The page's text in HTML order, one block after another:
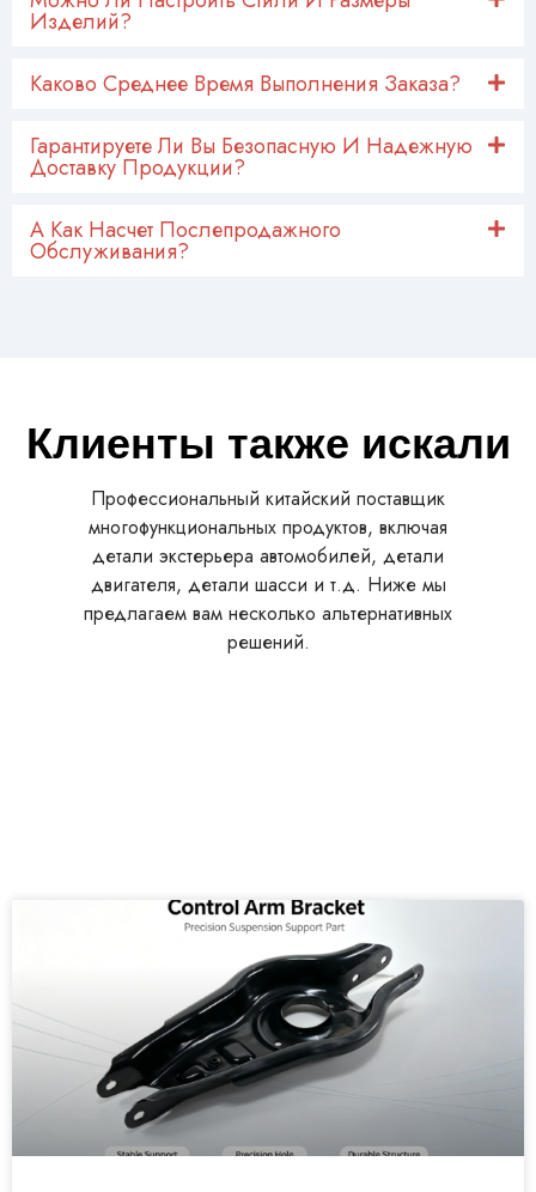
Изделий?
Каково Среднее Время Выполнения Заказа?
Гарантируете Ли Вы Безопасную И Надежную
Доставку Продукции?
А Как Насчет Послепродажного
Обслуживания?
Клиенты также искали
Профессиональный китайский поставщик
многофункциональных продуктов, включая
детали экстерьера автомобилей, детали
двигателя, детали шасси и т.д. Ниже мы
предлагаем вам несколько альтернативных
решений.